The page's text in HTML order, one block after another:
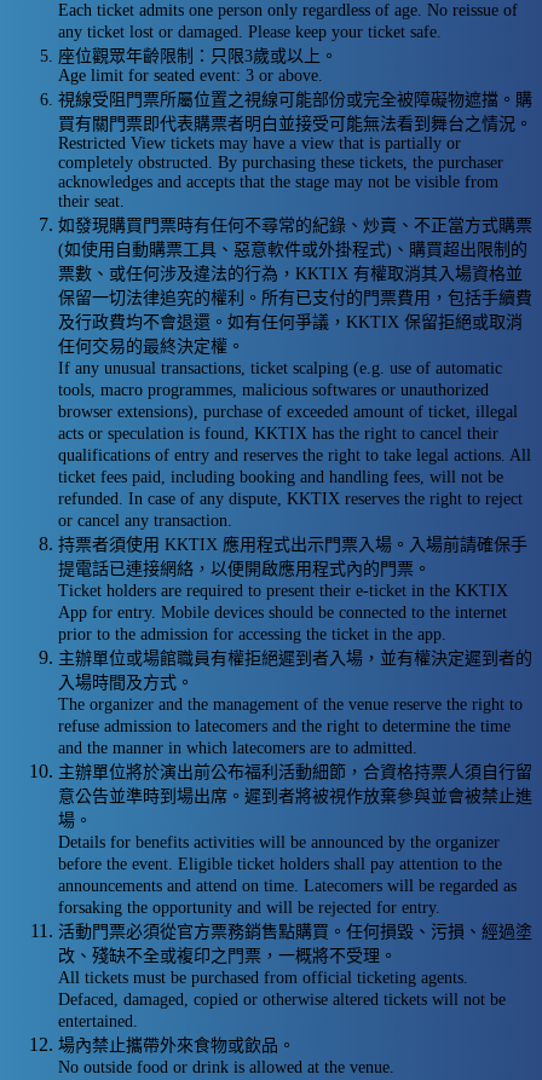
Each ticket admits one person only regardless of age. No reissue of
any ticket lost or damaged. Please keep your ticket safe.
座位觀眾年齡限制：只限3歲或以上。
Age limit for seated event: 3 or above.
視線受阻門票所屬位置之視線可能部份或完全被障礙物遮擋。購
買有關門票即代表購票者明白並接受可能無法看到舞台之情況。
Restricted View tickets may have a view that is partially or
completely obstructed. By purchasing these tickets, the purchaser
acknowledges and accepts that the stage may not be visible from
their seat.
如發現購買門票時有任何不尋常的紀錄、炒賣、不正當方式購票
(如使用自動購票工具、惡意軟件或外掛程式)、購買超出限制的
票數、或任何涉及違法的行為，KKTIX 有權取消其入場資格並
保留一切法律追究的權利。所有已支付的門票費用，包括手續費
及行政費均不會退還。如有任何爭議，KKTIX 保留拒絕或取消
任何交易的最終決定權。
If any unusual transactions, ticket scalping (e.g. use of automatic
tools, macro programmes, malicious softwares or unauthorized
browser extensions), purchase of exceeded amount of ticket, illegal
acts or speculation is found, KKTIX has the right to cancel their
qualifications of entry and reserves the right to take legal actions. All
ticket fees paid, including booking and handling fees, will not be
refunded. In case of any dispute, KKTIX reserves the right to reject
or cancel any transaction.
持票者須使用 KKTIX 應用程式出示門票入場。入場前請確保手
提電話已連接網絡，以便開啟應用程式內的門票。
Ticket holders are required to present their e-ticket in the KKTIX
App for entry. Mobile devices should be connected to the internet
prior to the admission for accessing the ticket in the app.
主辦單位或場館職員有權拒絕遲到者入場，並有權決定遲到者的
入場時間及方式。
The organizer and the management of the venue reserve the right to
refuse admission to latecomers and the right to determine the time
and the manner in which latecomers are to admitted.
主辦單位將於演出前公布福利活動細節，合資格持票人須自行留
意公告並準時到場出席。遲到者將被視作放棄參與並會被禁止進
場。
Details for benefits activities will be announced by the organizer
before the event. Eligible ticket holders shall pay attention to the
announcements and attend on time. Latecomers will be regarded as
forsaking the opportunity and will be rejected for entry.
活動門票必須從官方票務銷售點購買。任何損毀、污損、經過塗
改、殘缺不全或複印之門票，一概將不受理。
All tickets must be purchased from official ticketing agents.
Defaced, damaged, copied or otherwise altered tickets will not be
entertained.
場內禁止攜帶外來食物或飲品。
No outside food or drink is allowed at the venue.